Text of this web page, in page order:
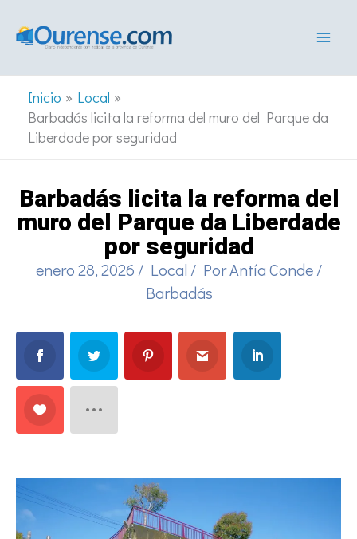
Inicio
Local
Barbadás licita la reforma del muro del Parque da
Liberdade por seguridad
Barbadás licita la reforma del
muro del Parque da Liberdade
por seguridad
enero 28, 2026 / Local / PorAntía Conde/
Barbadás